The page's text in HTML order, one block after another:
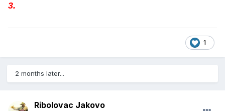
3.
1
2 months later...
Ribolovac Jakovo